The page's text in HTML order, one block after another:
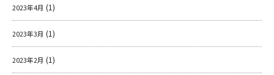
2023年4月 (1)
2023年3月 (1)
2023年2月 (1)